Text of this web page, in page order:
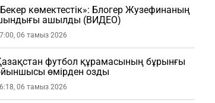
көмектестік»: Блогер Жузефинаның
ашылды (ВИДЕО)
06 тамыз 2026
футбол құрамасының бұрынғы
өмірден озды
06 тамыз 2026